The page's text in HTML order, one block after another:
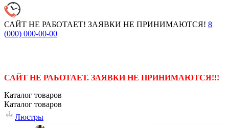
САЙТ НЕ РАБОТАЕТ! ЗАЯВКИ НЕ ПРИНИМАЮТСЯ! 8
(000) 000-00-00
САЙТ НЕ РАБОТАЕТ. ЗАЯВКИ НЕ ПРИНИМАЮТСЯ!!!
Каталог товаров
Каталог товаров
Люстры